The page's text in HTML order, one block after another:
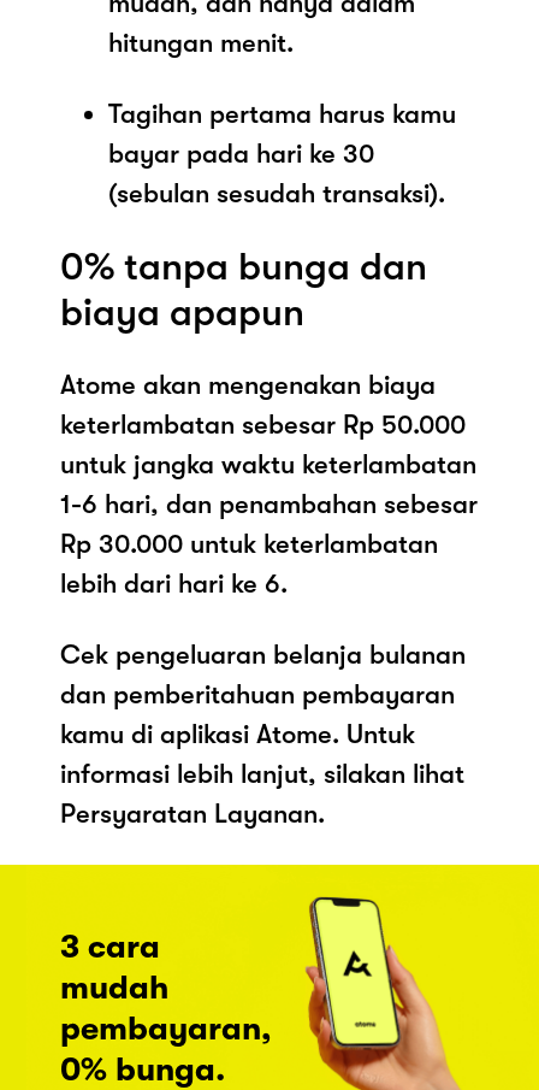
hitungan menit.
Tagihan pertama harus kamu
bayar pada hari ke 30
(sebulan sesudah transaksi).
0% tanpa bunga dan
biaya apapun
Atome akan mengenakan biaya
keterlambatan sebesar Rp 50.000
untuk jangka waktu keterlambatan
1-6 hari, dan penambahan sebesar
Rp 30.000 untuk keterlambatan
lebih dari hari ke 6.
Cek pengeluaran belanja bulanan
dan pemberitahuan pembayaran
kamu di aplikasi Atome. Untuk
informasi lebih lanjut, silakan lihat
Persyaratan Layanan.
3 cara
mudah
pembayaran,
0% bunga.